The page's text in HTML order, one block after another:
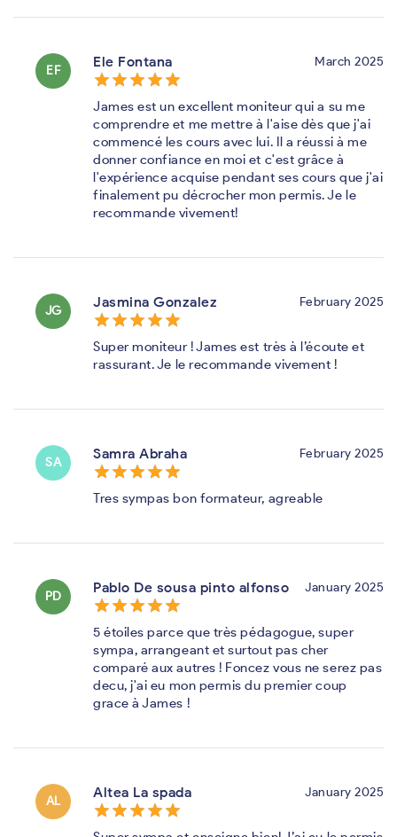
EF
Ele Fontana
star_border
star star_border
star star_border
star star_border
star star_border
star
March 2025
James est un excellent moniteur qui a su me
comprendre et me mettre à l'aise dès que j'ai
commencé les cours avec lui. Il a réussi à me
donner confiance en moi et c'est grâce à
l'expérience acquise pendant ses cours que j'ai
finalement pu décrocher mon permis. Je le
recommande vivement!
JG
Jasmina Gonzalez
star_border
star star_border
star star_border
star star_border
star star_border
star
February 2025
Super moniteur ! James est très à l’écoute et
rassurant. Je le recommande vivement !
SA
Samra Abraha
star_border
star star_border
star star_border
star star_border
star star_border
star
February 2025
Tres sympas bon formateur, agreable
PD
Pablo De sousa pinto alfonso
star_border
star star_border
star star_border
star star_border
star star_border
star
January 2025
5 étoiles parce que très pédagogue, super
sympa, arrangeant et surtout pas cher
comparé aux autres ! Foncez vous ne serez pas
decu, j'ai eu mon permis du premier coup
grace à James !
AL
Altea La spada
star_border
star star_border
star star_border
star star_border
star star_border
star
January 2025